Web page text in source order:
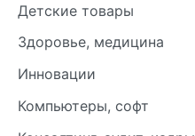
Детские товары
Здоровье, медицина
Инновации
Компьютеры, софт